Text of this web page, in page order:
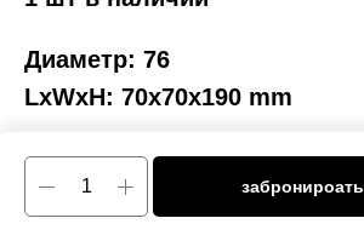
забронироать
Диаметр: 76
LxWxH: 70x70x190 mm